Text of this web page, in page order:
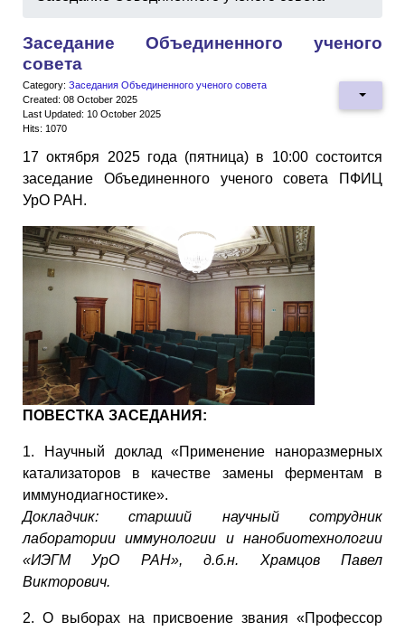
Заседание Объединенного ученого
совета
Category: Заседания Объединенного ученого совета
Created: 08 October 2025
Last Updated: 10 October 2025
Hits: 1070
17 октября 2025 года (пятница) в 10:00 состоится
заседание Объединенного ученого совета ПФИЦ
УрО РАН.
ПОВЕСТКА ЗАСЕДАНИЯ:
1. Научный доклад «Применение наноразмерных
катализаторов в качестве замены ферментам в
иммунодиагностике».
Докладчик:старший научный сотрудник
лаборатории иммунологии и нанобиотехнологии
«ИЭГМ УрО РАН», д.б.н. Храмцов Павел
Викторович.
2. О выборах на присвоение звания «Профессор